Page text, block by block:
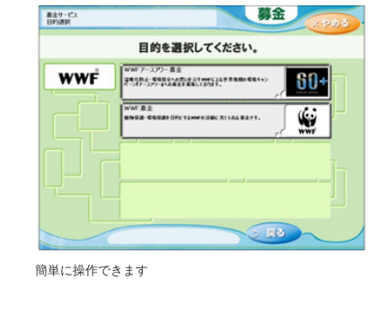
簡単に操作できます